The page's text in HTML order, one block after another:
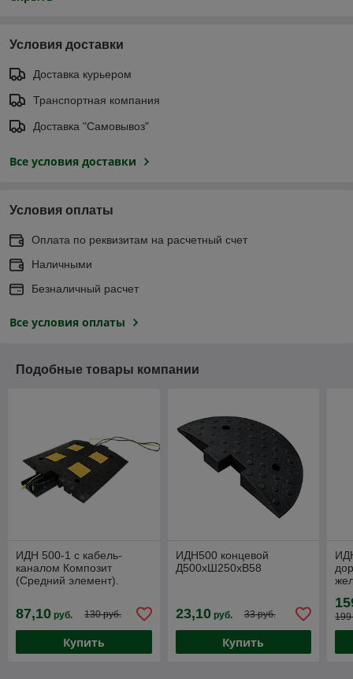
Условия доставки
Доставка курьером
Транспортная компания
Доставка "Самовывоз"
Все условия доставки
Условия оплаты
Оплата по реквизитам на расчетный счет
Наличными
Безналичный расчет
Все условия оплаты
Подобные товары компании
ИДН 500-1 с кабель-
каналом Композит
(Средний элемент).
кабельным трапом
500*500*58мм
87,10 руб. 130 руб.
Купить
ИДН500 концевой
Д500хШ250хВ58
23,10руб. 33 руб.
Купить
199